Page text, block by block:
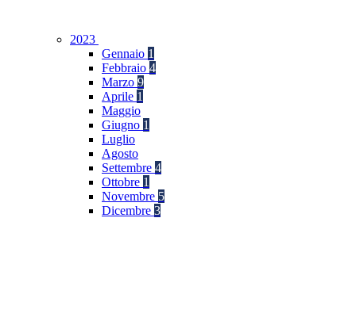
2023
Gennaio 1
Febbraio 4
Marzo 9
Aprile 1
Maggio
Giugno 1
Luglio
Agosto
Settembre 4
Ottobre 1
Novembre 5
Dicembre 3